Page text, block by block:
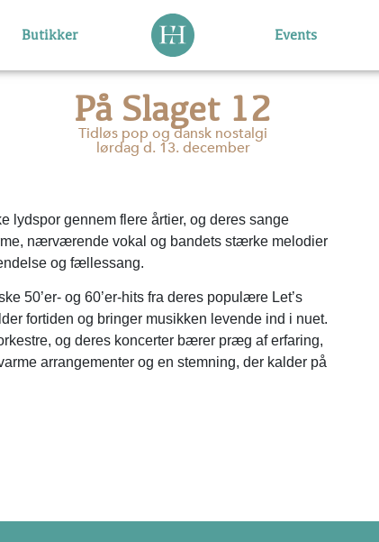
Butikker Events
På Slaget 12
Tidløs pop og dansk nostalgi
lørdag d. 13. december
lydspor gennem flere årtier, og deres sange
nærværende vokal og bandets stærke melodier
og fællessang.
50’er- og 60’er-hits fra deres populære Let’s
fortiden og bringer musikken levende ind i nuet.
og deres koncerter bærer præg af erfaring,
arrangementer og en stemning, der kalder på